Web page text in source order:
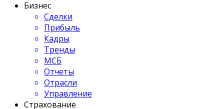
Бизнес
Сделки
Прибыль
Кадры
Тренды
МСБ
Отчеты
Отрасли
Управление
Страхование